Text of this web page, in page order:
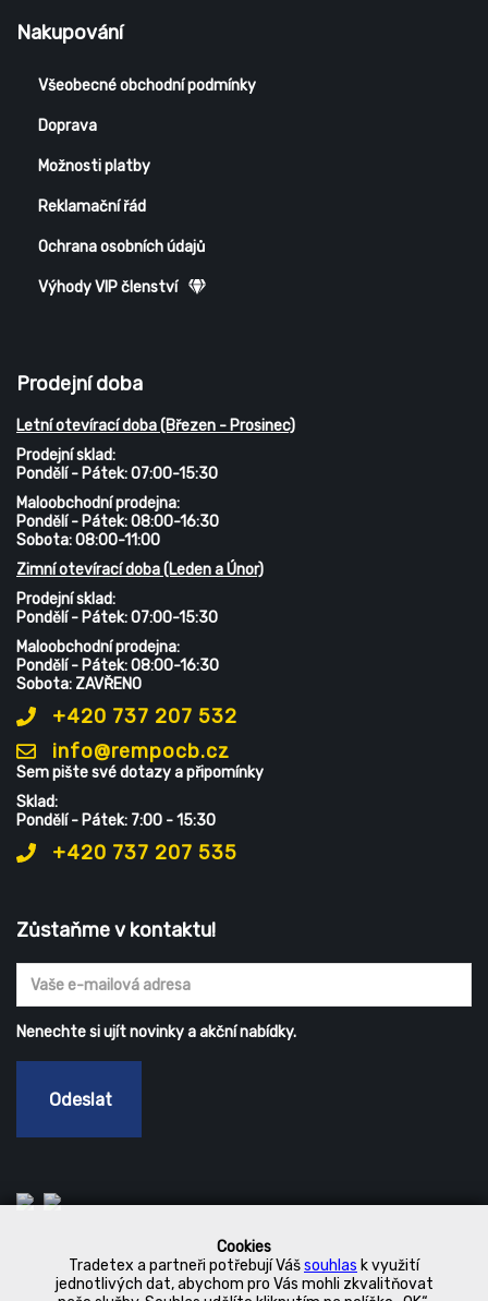
Cookies
Tradetex a partneři potřebují Vášsouhlas k využití
jednotlivých dat, abychom pro Vás mohli zkvalitňovat
Nakupování
Všeobecné obchodní podmínky
Doprava
Možnosti platby
Reklamační řád
Ochrana osobních údajů
Výhody VIP členství
Prodejní doba
Letní otevírací doba (Březen - Prosinec)
Prodejní sklad:
Pondělí - Pátek: 07:00-15:30
Maloobchodní prodejna:
Pondělí - Pátek: 08:00-16:30
Sobota: 08:00-11:00
Zimní otevírací doba (Leden a Únor)
Prodejní sklad:
Pondělí - Pátek: 07:00-15:30
Maloobchodní prodejna:
Pondělí - Pátek: 08:00-16:30
Sobota: ZAVŘENO
+420 737 207 532
info@rempocb.cz
Sem pište své dotazy a připomínky
Sklad:
Pondělí - Pátek: 7:00 - 15:30
+420 737 207 535
Zůstaňme v kontaktu!
Nenechte si ujít novinky a akční nabídky.
Odeslat